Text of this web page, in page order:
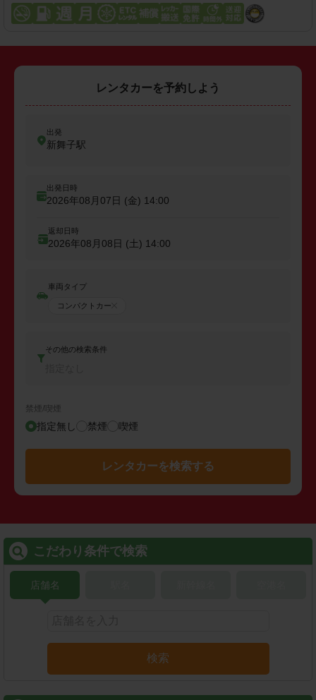
レンタカーを予約しよう
出発
新舞子駅
出発日時
2026年08月07日 (金) 14:00
返却日時
2026年08月08日 (土) 14:00
車両タイプ
コンパクトカー
その他の検索条件
禁煙/喫煙
指定無し 禁煙 喫煙
レンタカーを検索する
こだわり条件で検索
店舗名
検索